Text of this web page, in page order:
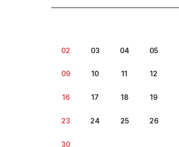
02 03 04 05
09 10 11 12
16 17 18 19
23 24 25 26
30